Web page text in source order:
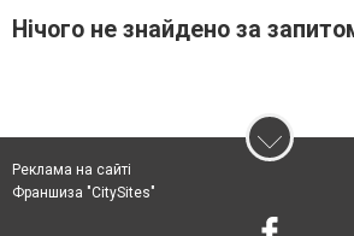
Нічого не знайдено за
Реклама на сайті
Франшиза "CitySites"